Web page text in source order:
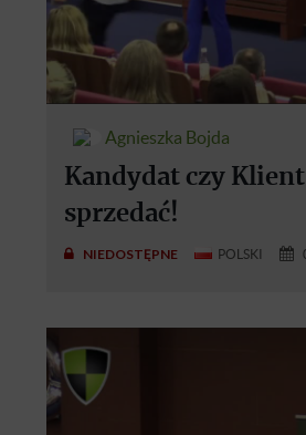
Agnieszka Bojda
Kandydat czy
sprzedać!
NIEDOSTĘPNE POLSKI